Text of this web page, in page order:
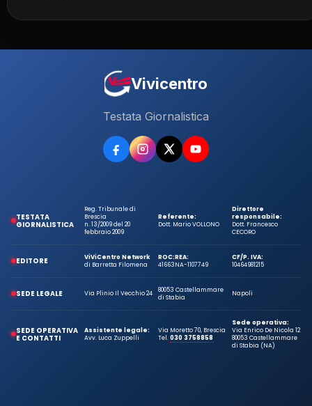
Vivicentro
Testata Giornalistica
TESTATA
GIORNALISTICA
Reg. Tribunale di
Brescia
n. 13/2009 del 20
febbraio 2009
Referente:
Dott. Mario VOLLONO
Direttore
responsabile:
Dott. Francesco
CECORO
EDITORE
ViViCentro Network
di Barretta Filomena
ROC:
41663
REA:
NA-1107749
CF/P. IVA:
10464981215
SEDE LEGALE Via Plinio Il Vecchio 24
80053 Castellammare
di Stabia
Napoli
SEDE OPERATIVA
E CONTATTI
Assistente legale:
Avv. Luca Zuppelli
Via Moretto 70, Brescia
Tel.030 3758858
Sede operativa:
Via Enrico De Nicola 12
80053 Castellammare
di Stabia (NA)